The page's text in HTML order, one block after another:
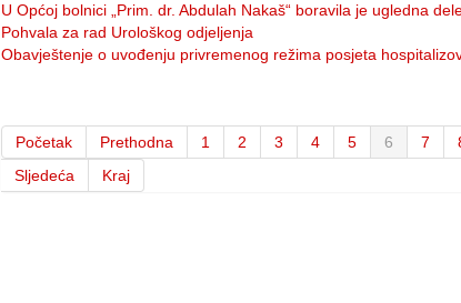
U Općoj bolnici „Prim. dr. Abdulah Nakaš“ boravila je ugledna
Pohvala za rad Urološkog odjeljenja
Obavještenje o uvođenju privremenog režima posjeta
Početak
Prethodna 1 2 3 4 5 6 7
Sljedeća
Kraj